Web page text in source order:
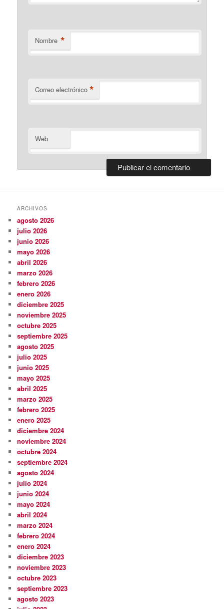
Nombre *
Correo electrónico *
Web
ARCHIVOS
agosto 2026
julio 2026
junio 2026
mayo 2026
abril 2026
marzo 2026
febrero 2026
enero 2026
diciembre 2025
noviembre 2025
octubre 2025
septiembre 2025
agosto 2025
julio 2025
junio 2025
mayo 2025
abril 2025
marzo 2025
febrero 2025
enero 2025
diciembre 2024
noviembre 2024
octubre 2024
septiembre 2024
agosto 2024
julio 2024
junio 2024
mayo 2024
abril 2024
marzo 2024
febrero 2024
enero 2024
diciembre 2023
noviembre 2023
octubre 2023
septiembre 2023
agosto 2023